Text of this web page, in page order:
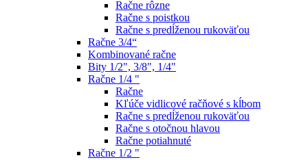
Račne rôzne
Račne s poistkou
Račne s predĺženou rukoväťou
Račne 3/4“
Kombinované račne
Bity 1/2", 3/8", 1/4"
Račne 1/4 "
Račne
Kľúče vidlicové račňové s kĺbom
Račne s predĺženou rukoväťou
Račne s otočnou hlavou
Račne potiahnuté
Račne 1/2 "